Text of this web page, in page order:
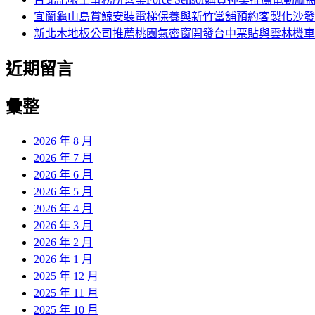
宜蘭龜山島賞鯨安裝電梯保養與新竹當舖預約客製化沙發
新北木地板公司推薦桃園氣密窗開發台中票貼與雲林機
近期留言
彙整
2026 年 8 月
2026 年 7 月
2026 年 6 月
2026 年 5 月
2026 年 4 月
2026 年 3 月
2026 年 2 月
2026 年 1 月
2025 年 12 月
2025 年 11 月
2025 年 10 月